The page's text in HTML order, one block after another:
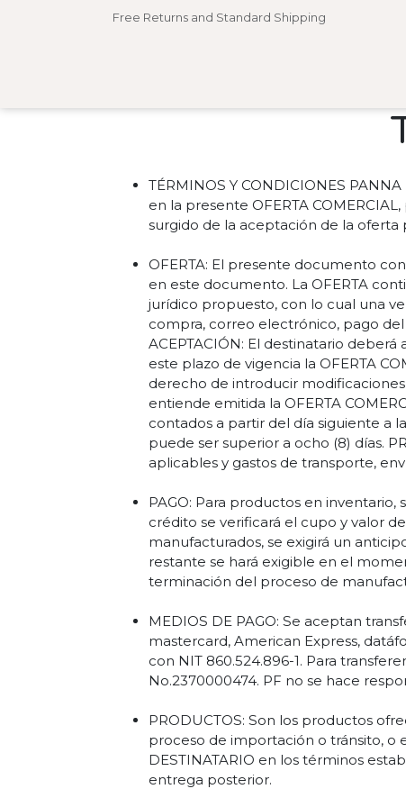
Free Returns and Standard Shipping
TÉRMINOS Y CONDICIONES
en la presente OFERTA
surgido de la aceptación de la oferta
OFERTA: El presente documento
en este documento. La OFERTA
jurídico propuesto, con lo cual una
compra, correo electrónico, pago
ACEPTACIÓN: El destinatario
este plazo de vigencia la OFERTA
derecho de introducir
entiende emitida la OFERTA
contados a partir del día siguiente a
puede ser superior a ocho (8) días.
aplicables y gastos de transporte,
PAGO: Para productos en
crédito se verificará el cupo y valor
manufacturados, se exigirá un
restante se hará exigible en el
terminación del proceso de
MEDIOS DE PAGO: Se aceptan
mastercard, American Express,
con NIT 860.524.896-1. Para
No.2370000474. PF no se hace
PRODUCTOS: Son los productos
proceso de importación o tránsito, o
DESTINATARIO en los términos
entrega posterior.